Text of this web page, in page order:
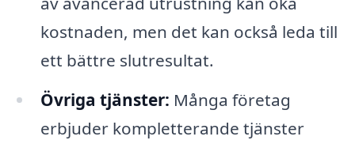
kostnaden, men det kan också leda till
ett bättre slutresultat.
Övriga tjänster: Många företag
erbjuder kompletterande tjänster